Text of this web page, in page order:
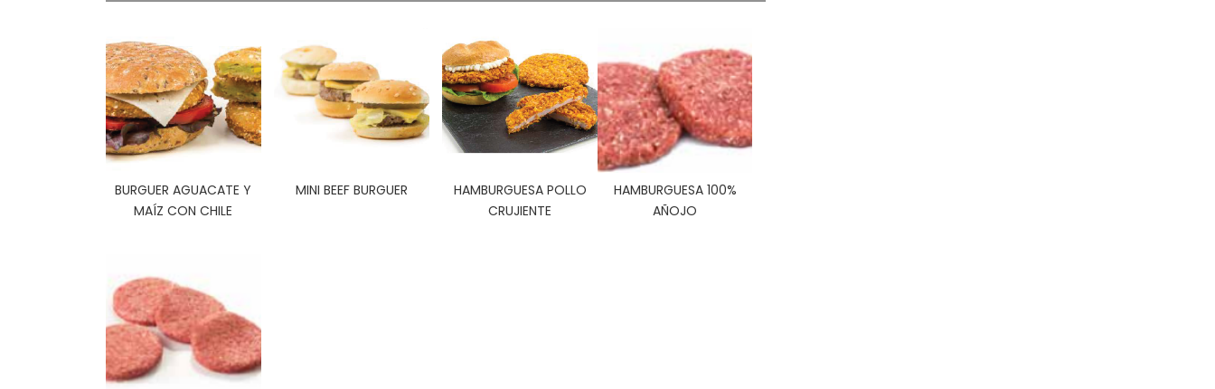
BURGUER AGUACATE Y
MAÍZ CON CHILE
MINI BEEF BURGUER
HAMBURGUESA POLLO
CRUJIENTE
HAMBURGUESA 100%
AÑOJO